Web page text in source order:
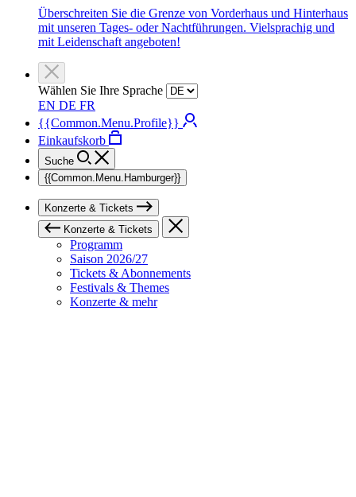
Überschreiten Sie die Grenze von Vorderhaus und Hinterhaus
mit unseren Tages- oder Nachtführungen. Vielsprachig und
mit Leidenschaft angeboten!
Wählen Sie Ihre Sprache
EN DE FR
{{Common.Menu.Profile}}
Einkaufskorb
Suche
{{Common.Menu.Hamburger}}
Konzerte & Tickets
Konzerte & Tickets
Programm
Saison 2026/27
Tickets & Abonnements
Festivals & Themes
Konzerte & mehr